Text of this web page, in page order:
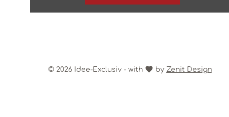
© 2026 Idee-Exclusiv - with by Zenit Design